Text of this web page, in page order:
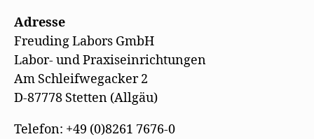
Adresse
Freuding Labors GmbH
Labor- und Praxiseinrichtungen
Am Schleifwegacker 2
D-87778 Stetten (Allgäu)
Telefon: +49 (0)8261 7676-0